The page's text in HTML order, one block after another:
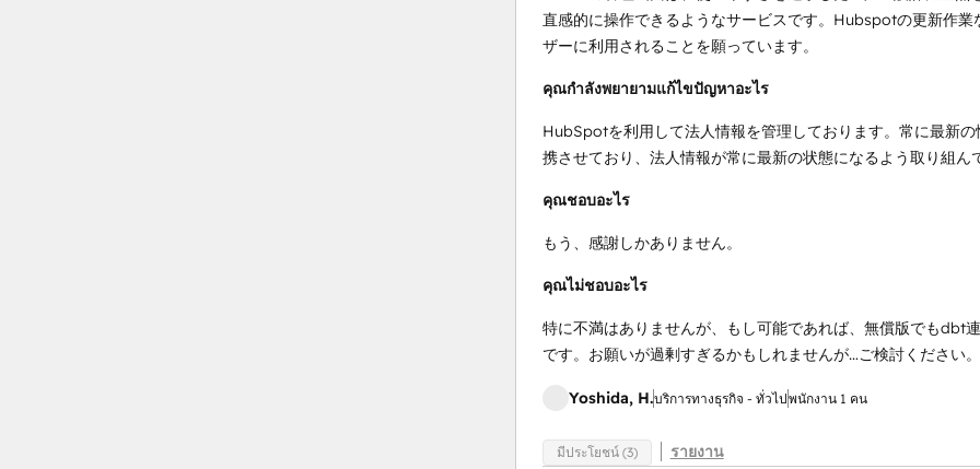
直感的に操作できるようなサービスです。Hubspotの更新作
ザーに利用されることを願っています。
คุณกำลังพยายามแก้ไขปัญหาอะไร
HubSpotを利用して法人情報を管理しております。常に最新
携させており、法人情報が常に最新の状態になるよう取り組ん
คุณชอบอะไร
もう、感謝しかありません。
คุณไม่ชอบอะไร
特に不満はありませんが、もし可能であれば、無償版でもdbt
です。お願いが過剰すぎるかもしれませんが…ご検討ください。
Yoshida, H.บริการทางธุรกิจ - ทั่วไปพนักงาน 1 คน
มีประโยชน์ (3) รายงาน